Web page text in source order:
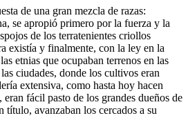
de una gran mezcla de razas:
se apropió primero por la fuerza y la
de los terratenientes criollos
existía y finalmente, con la ley en la
etnias que ocupaban terrenos en las
ciudades, donde los cultivos eran
extensiva, como hasta hoy hacen
fácil pasto de los grandes dueños de
título, avanzaban los cercados a su